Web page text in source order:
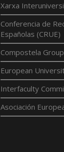
Xarxa
Conferencia de
Españolas (CRUE)
Compostela
European
Interfaculty
Asociación